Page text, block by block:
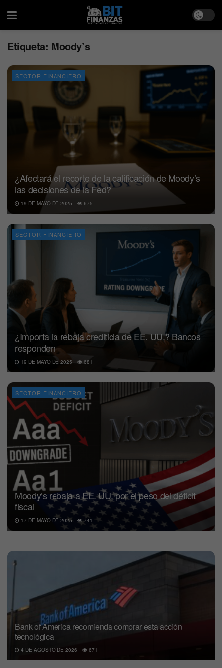
Etiqueta: Moody’s
SECTOR FINANCIERO
¿Afectará el recorte de la calificación de Moody’s
las decisiones de la Fed?
19 DE MAYO DE 2025 675
SECTOR FINANCIERO
¿Importa la rebaja crediticia de EE. UU.? Bancos
responden
19 DE MAYO DE 2025 681
SECTOR FINANCIERO
Moody’s rebaja a EE. UU. por el peso del déficit
fiscal
17 DE MAYO DE 2025 741
Bank of America recomienda comprar esta acción
tecnológica
4 DE AGOSTO DE 2026 671